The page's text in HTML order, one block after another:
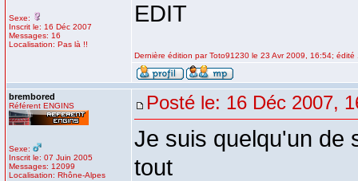
Sexe:
Inscrit le: 16 Déc 2007
Messages: 16
Localisation: Pas là !!
EDIT
Dernière édition par Toto91230 le 23 Avr 2009, 16:54; édité
brembored
Référent ENGINS
Sexe:
Inscrit le: 07 Juin 2005
Messages: 12099
Localisation: Rhône-Alpes
Posté le: 16 Déc 2007,
Je suis quelqu'un de
tout